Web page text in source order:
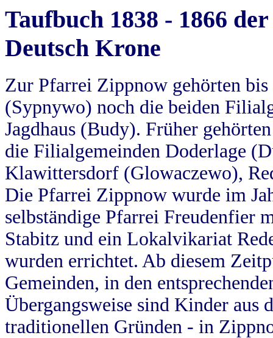
Taufbuch 1838 - 1866
Deutsch Krone
Zur Pfarrei Zippnow gehörten
(Sypnywo) noch die beiden
Jagdhaus (Budy). Früher
die Filialgemeinden Doderlage
Klawittersdorf (Glowaczewo),
Die Pfarrei Zippnow wurde im
selbständige Pfarrei Freudenfier
Stabitz und ein Lokalvikariat
wurden errichtet. Ab diesem
Gemeinden, in den
Übergangsweise sind Kinder aus
traditionellen Gründen - in